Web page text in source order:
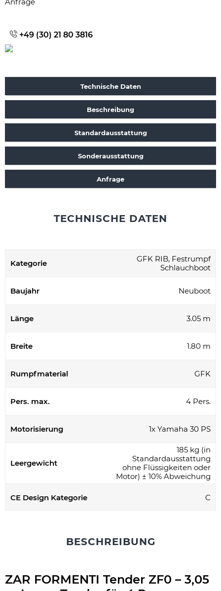
+49 (30) 21 80 3816
Technische Daten
Beschreibung
Standardausstattung
Sonderausstattung
Anfrage
TECHNISCHE DATEN
Kategorie
GFK RIB, Festrumpf
Schlauchboot
Baujahr Neuboot
Länge 3.05 m
Breite 1.80 m
Rumpfmaterial GFK
Pers. max. 4 Pers.
Motorisierung 1x Yamaha 30 PS
Leergewicht
185 kg (in
Standardausstattung
ohne Flüssigkeiten oder
Motor) ± 10% Abweichung
CE Design Kategorie C
BESCHREIBUNG
ZAR FORMENTI Tender ZF0 – 3,05